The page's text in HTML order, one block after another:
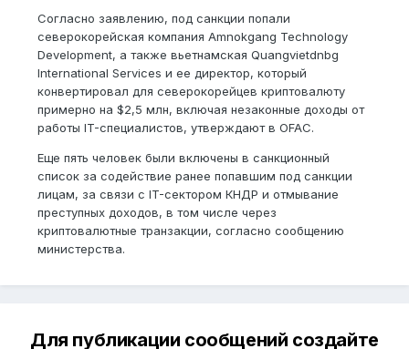
Согласно заявлению, под санкции попали
северокорейская компания Amnokgang Technology
Development, а также вьетнамская Quangvietdnbg
International Services и ее директор, который
конвертировал для северокорейцев криптовалюту
примерно на $2,5 млн, включая незаконные доходы от
работы IT-специалистов, утверждают в OFAC.
Еще пять человек были включены в санкционный
список за содействие ранее попавшим под санкции
лицам, за связи с IT-сектором КНДР и отмывание
преступных доходов, в том числе через
криптовалютные транзакции, согласно сообщению
министерства.
Для публикации сообщений создайте